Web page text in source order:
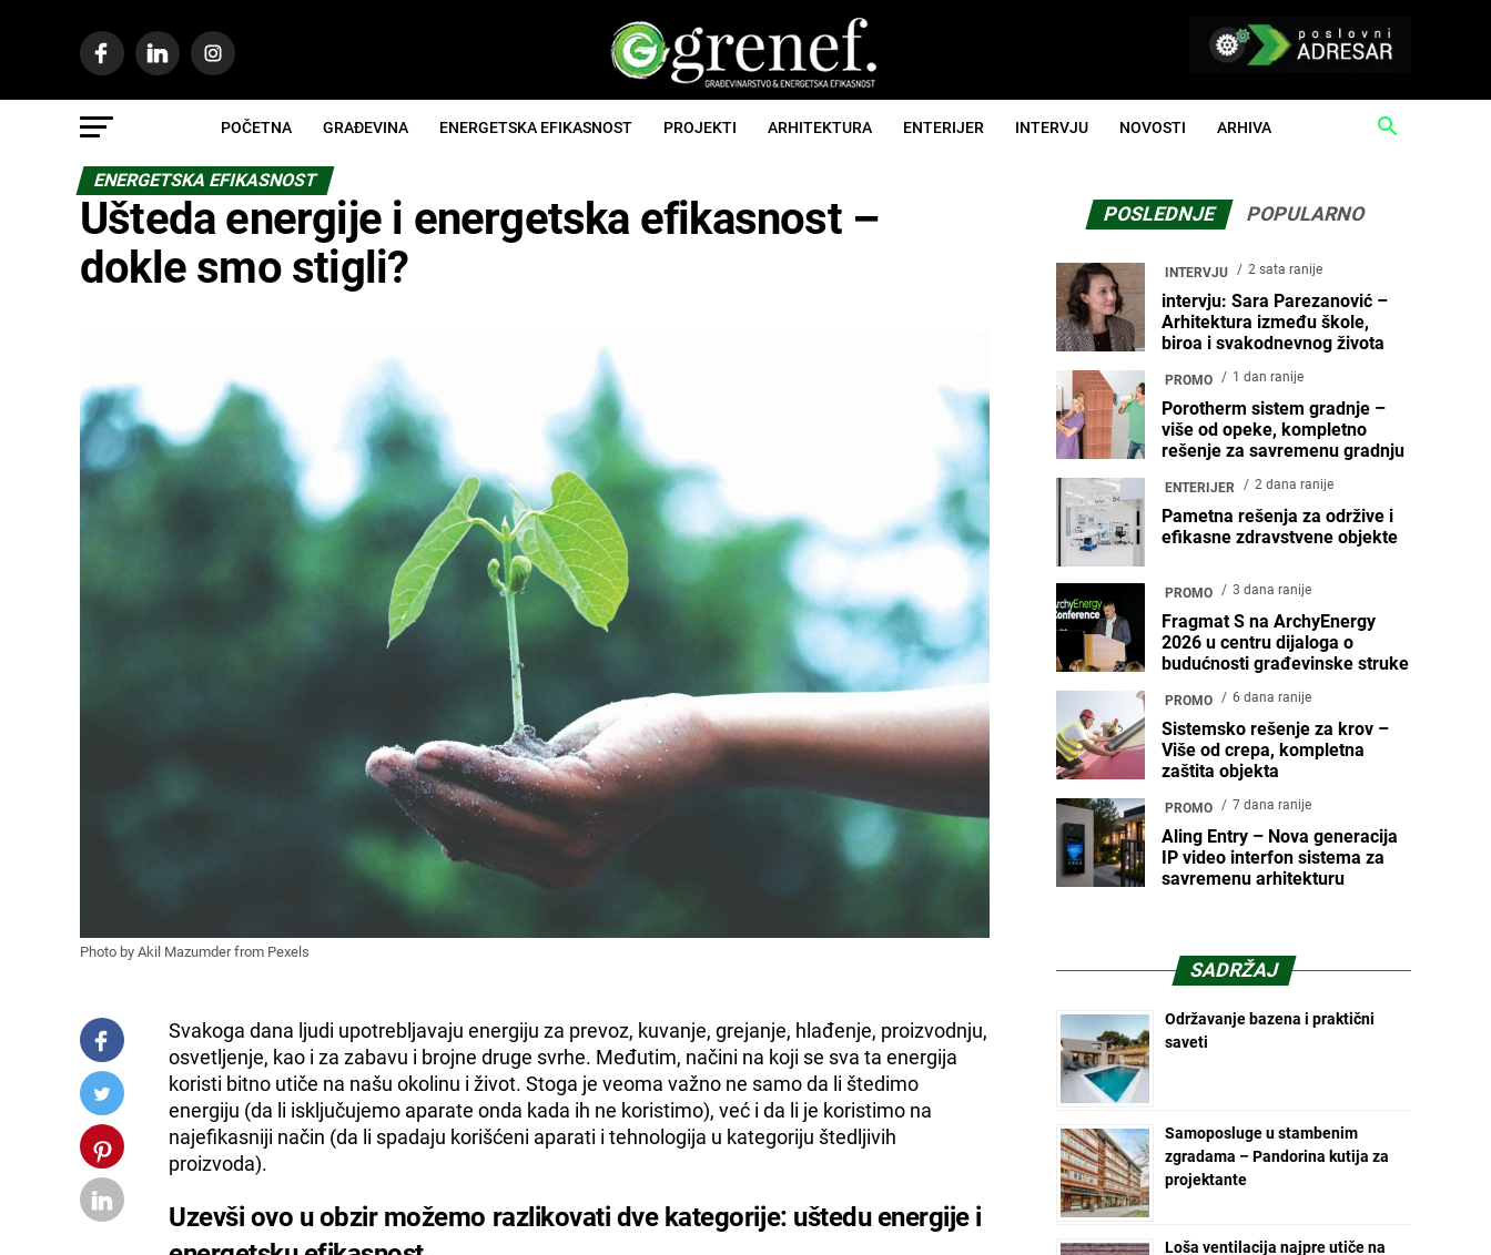
POČETNA GRAĐEVINA ENERGETSKA EFIKASNOST PROJEKTI ARHITEKTURA ENTERIJER INTERVJU NOVOSTI ARHIVA
ENERGETSKA EFIKASNOST
Ušteda energije i energetska efikasnost –
dokle smo stigli?
Photo by Akil Mazumder from Pexels
Svakoga dana ljudi upotrebljavaju energiju za prevoz, kuvanje, grejanje, hlađenje, proizvodnju,
osvetljenje, kao i za zabavu i brojne druge svrhe. Međutim, načini na koji se sva ta energija
koristi bitno utiče na našu okolinu i život. Stoga je veoma važno ne samo da li štedimo
energiju (da li isključujemo aparate onda kada ih ne koristimo), već i da li je koristimo na
najefikasniji način (da li spadaju korišćeni aparati i tehnologija u kategoriju štedljivih
proizvoda).
Uzevši ovo u obzir možemo razlikovati dve kategorije: uštedu energije i
POSLEDNJE POPULARNO
INTERVJU 2 sata ranije
intervju: Sara Parezanović –
Arhitektura između škole,
biroa i svakodnevnog života
PROMO 1 dan ranije
Porotherm sistem gradnje –
više od opeke, kompletno
rešenje za savremenu gradnju
ENTERIJER 2 dana ranije
Pametna rešenja za održive i
efikasne zdravstvene objekte
PROMO 3 dana ranije
Fragmat S na ArchyEnergy
2026 u centru dijaloga o
budućnosti građevinske struke
PROMO 6 dana ranije
Sistemsko rešenje za krov –
Više od crepa, kompletna
zaštita objekta
PROMO 7 dana ranije
Aling Entry – Nova generacija
IP video interfon sistema za
savremenu arhitekturu
SADRŽAJ
Održavanje bazena i praktični
saveti
Samoposluge u stambenim
zgradama – Pandorina kutija za
projektante
Loša ventilacija najpre utiče na